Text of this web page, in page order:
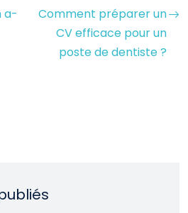
a-
Comment préparer un
CV efficace pour un
poste de dentiste ?